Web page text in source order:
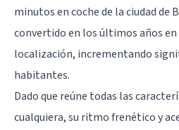
minutos en coche de la ciudad de
convertido en los últimos años
localización, incrementando
habitantes.
Dado que reúne todas las
cualquiera, su ritmo frenético y